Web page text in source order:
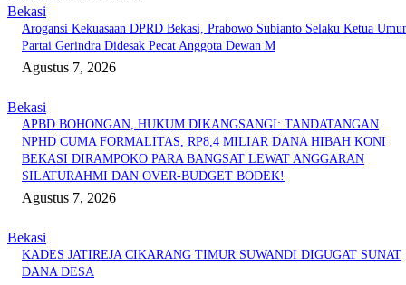
Bekasi
Arogansi Kekuasaan DPRD Bekasi, Prabowo Subianto Selaku Ketua
Partai Gerindra Didesak Pecat Anggota Dewan M
Agustus 7, 2026
Bekasi
APBD BOHONGAN, HUKUM DIKANGSANGI: TANDATANGAN
NPHD CUMA FORMALITAS, RP8,4 MILIAR DANA HIBAH KONI
BEKASI DIRAMPOKO PARA BANGSAT LEWAT ANGGARAN
SILATURAHMI DAN OVER-BUDGET BODEK!
Agustus 7, 2026
Bekasi
KADES JATIREJA CIKARANG TIMUR SUWANDI DIGUGAT SUNAT
DANA DESA